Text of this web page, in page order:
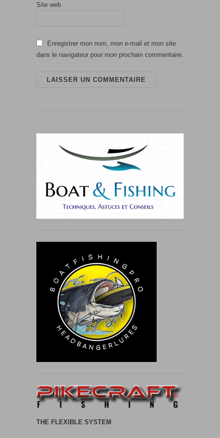
Site web
Enregistrer mon nom, mon e-mail et mon site
dans le navigateur pour mon prochain commentaire.
THE FLEXIBLE SYSTEM